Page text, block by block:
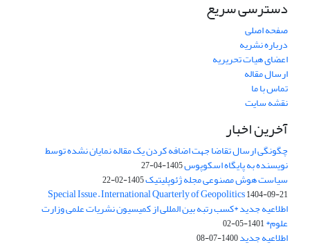
دسترسی سریع
صفحه اصلی
درباره نشریه
اعضای هیات تحریریه
ارسال مقاله
تماس با ما
نقشه سایت
آخرین اخبار
چگونگی ارسال تقاضا جهت اضافه کردن یک مقاله نمایان نشده توسط
نویسنده به پایگاه اسکوپوس1405-04-27
سیاست هوش مصنوعی مجله ژئوپلیتیک1405-02-22
Special Issue – International Quarterly of Geopolitics1404-09-21
اطلاعیه جدید *کسب رتبه بین المللی از کمیسیون نشریات علمی وزارت
علوم*1401-05-02
اطلاعیه جدید1400-07-08